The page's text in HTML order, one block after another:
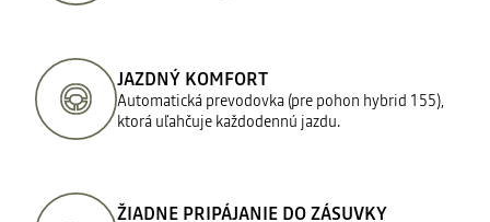
JAZDNÝ KOMFORT
Automatická prevodovka (pre pohon hybrid 155),
ktorá uľahčuje každodennú jazdu.
ŽIADNE PRIPÁJANIE DO ZÁSUVKY